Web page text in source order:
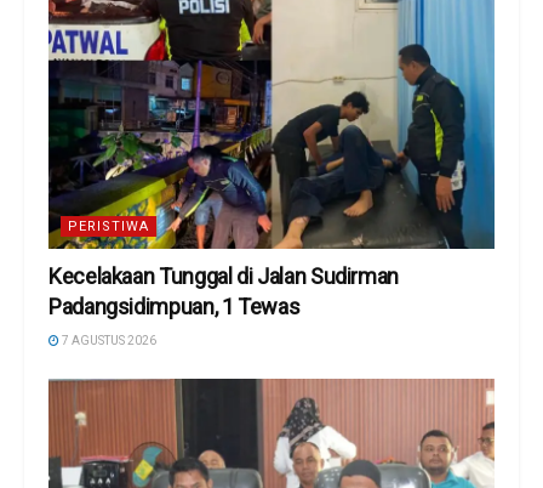
PERISTIWA
Kecelakaan Tunggal di Jalan Sudirman
Padangsidimpuan, 1 Tewas
7 AGUSTUS 2026